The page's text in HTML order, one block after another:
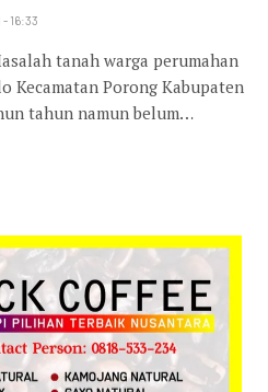
16:33
tanah warga perumahan
Kecamatan Porong Kabupaten
tahun namun belum…